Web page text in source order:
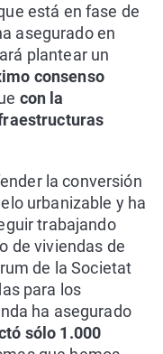
está en fase de
asegurado en
plantear un
consenso
con la
la conversión
urbanizable y ha
trabajando
de viviendas de
de la Societat
para los
ha asegurado
sólo 1.000